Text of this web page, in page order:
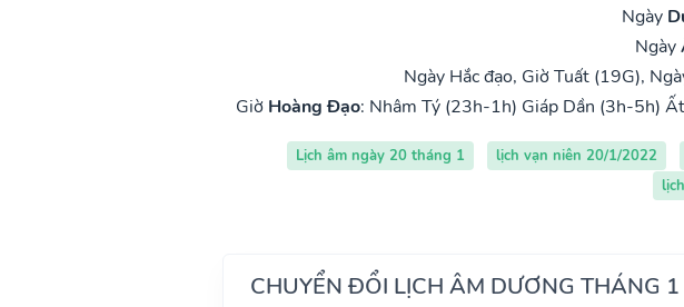
Ngày
Ngày
Ngày Hắc đạo, Giờ Tuất (19G),
Giờ Hoàng Đạo: Nhâm Tý (23h-1h) Giáp Dần (3h-5h)
Lịch âm ngày 20 tháng 1 lịch vạn niên 20/1/2022
CHUYỂN ĐỔI LỊCH ÂM DƯƠNG THÁNG